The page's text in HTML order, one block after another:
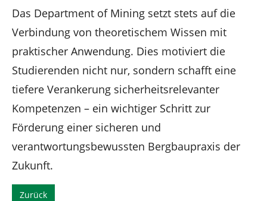
Das Department of Mining setzt stets auf die
Verbindung von theoretischem Wissen mit
praktischer Anwendung. Dies motiviert die
Studierenden nicht nur, sondern schafft eine
tiefere Verankerung sicherheitsrelevanter
Kompetenzen – ein wichtiger Schritt zur
Förderung einer sicheren und
verantwortungsbewussten Bergbaupraxis der
Zukunft.
Zurück